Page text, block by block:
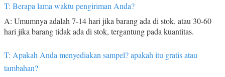
T: Berapa lama waktu pengiriman Anda?
A: Umumnya adalah 7-14 hari jika barang ada di stok. atau 30-60
hari jika barang tidak ada di stok, tergantung pada kuantitas.
T: Apakah Anda menyediakan sampel? apakah itu gratis atau
tambahan?